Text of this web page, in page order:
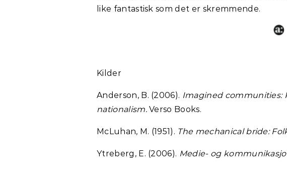
like fantastisk som det er skremmende.
Kilder
Anderson, B. (2006). Imagined communities:
nationalism.Verso Books.
McLuhan, M. (1951). The mechanical bride:
Ytreberg, E. (2006). Medie- og